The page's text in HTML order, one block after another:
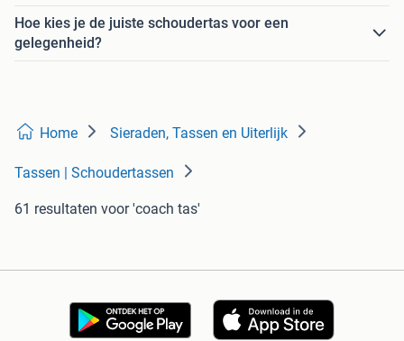
Hoe kies je de juiste schoudertas voor een
gelegenheid?
Home Sieraden, Tassen en Uiterlijk
Tassen | Schoudertassen
61 resultaten voor 'coach tas'